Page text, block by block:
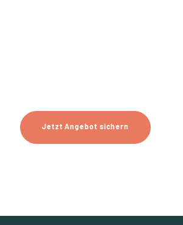
Jetzt Angebot sichern